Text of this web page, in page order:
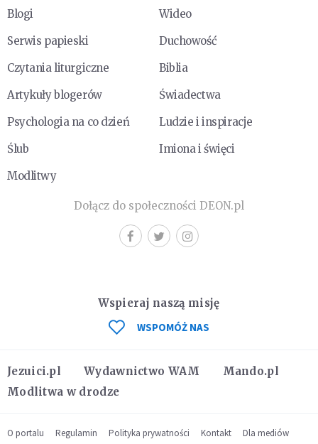
Blogi
Wideo
Serwis papieski
Duchowość
Czytania liturgiczne
Biblia
Artykuły blogerów
Świadectwa
Psychologia na co dzień
Ludzie i inspiracje
Ślub
Imiona i święci
Modlitwy
Dołącz do społeczności DEON.pl
Jezuici.pl Wydawnictwo WAM
Mando.pl
Modlitwa w drodze
Wspieraj naszą misję
WSPOMÓŻ NAS
O portalu Regulamin Polityka prywatności Kontakt Dla mediów